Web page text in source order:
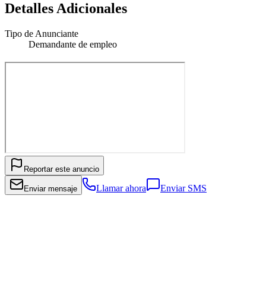
Detalles Adicionales
Tipo de Anunciante
Demandante de empleo
Reportar este anuncio
Enviar mensaje Llamar ahora Enviar SMS